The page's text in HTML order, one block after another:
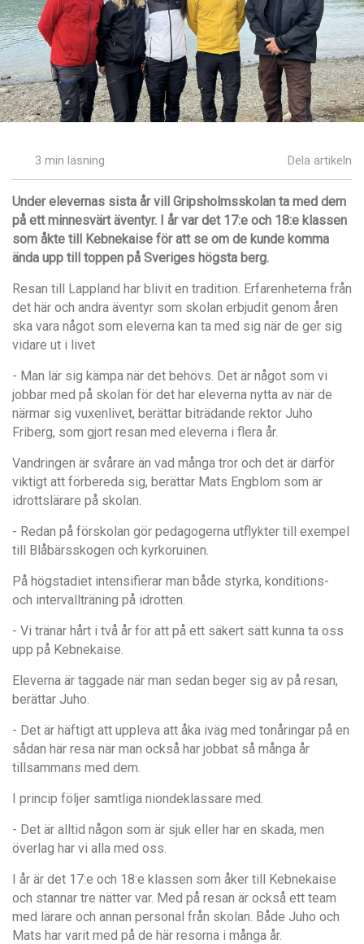
3 min läsning Dela artikeln
Under elevernas sista år vill Gripsholmsskolan ta med dem
på ett minnesvärt äventyr. I år var det 17:e och 18:e klassen
som åkte till Kebnekaise för att se om de kunde komma
ända upp till toppen på Sveriges högsta berg.
Resan till Lappland har blivit en tradition. Erfarenheterna från
det här och andra äventyr som skolan erbjudit genom åren
ska vara något som eleverna kan ta med sig när de ger sig
vidare ut i livet
- Man lär sig kämpa när det behövs. Det är något som vi
jobbar med på skolan för det har eleverna nytta av när de
närmar sig vuxenlivet, berättar biträdande rektor Juho
Friberg, som gjort resan med eleverna i flera år.
Vandringen är svårare än vad många tror och det är därför
viktigt att förbereda sig, berättar Mats Engblom som är
idrottslärare på skolan.
- Redan på förskolan gör pedagogerna utflykter till exempel
till Blåbärsskogen och kyrkoruinen.
På högstadiet intensifierar man både styrka, konditions-
och intervallträning på idrotten.
- Vi tränar hårt i två år för att på ett säkert sätt kunna ta oss
upp på Kebnekaise.
Eleverna är taggade när man sedan beger sig av på resan,
berättar Juho.
- Det är häftigt att uppleva att åka iväg med tonåringar på en
sådan här resa när man också har jobbat så många år
tillsammans med dem.
I princip följer samtliga niondeklassare med.
- Det är alltid någon som är sjuk eller har en skada, men
överlag har vi alla med oss.
I år är det 17:e och 18:e klassen som åker till Kebnekaise
och stannar tre nätter var. Med på resan är också ett team
med lärare och annan personal från skolan. Både Juho och
Mats har varit med på de här resorna i många år.